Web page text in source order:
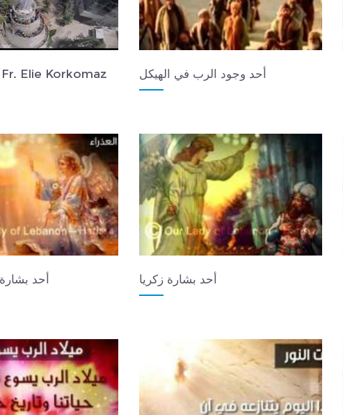
Elie Korkomaz أحد وجود الرب في الهيكل
أحد أحد بشارة زكريا